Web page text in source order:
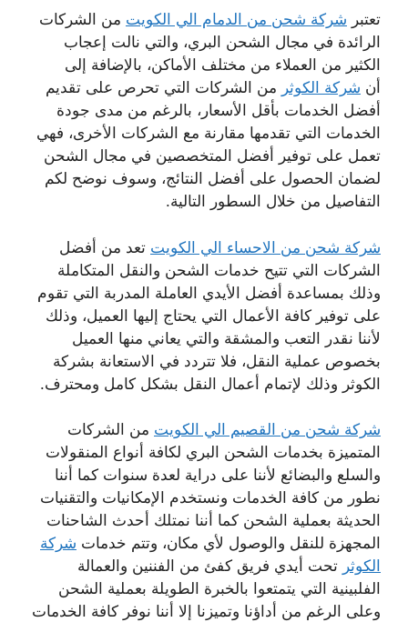
تعتبر شركة شحن من الدمام الي الكويت من الشركات
الرائدة في مجال الشحن البري، والتي نالت إعجاب
الكثير من العملاء من مختلف الأماكن، بالإضافة إلى
أن شركة الكوثر من الشركات التي تحرص على تقديم
أفضل الخدمات بأقل الأسعار، بالرغم من مدى جودة
الخدمات التي تقدمها مقارنة مع الشركات الأخرى، فهي
تعمل على توفير أفضل المتخصصين في مجال الشحن
لضمان الحصول على أفضل النتائج، وسوف نوضح لكم
التفاصيل من خلال السطور التالية.
شركة شحن من الاحساء الي الكويت تعد من أفضل
الشركات التي تتيح خدمات الشحن والنقل المتكاملة
وذلك بمساعدة أفضل الأيدي العاملة المدربة التي تقوم
على توفير كافة الأعمال التي يحتاج إليها العميل، وذلك
لأننا نقدر التعب والمشقة والتي يعاني منها العميل
بخصوص عملية النقل، فلا تتردد في الاستعانة بشركة
الكوثر وذلك لإتمام أعمال النقل بشكل كامل ومحترف.
شركة شحن من القصيم الي الكويت من الشركات
المتميزة بخدمات الشحن البري لكافة أنواع المنقولات
والسلع والبضائع لأننا على دراية لعدة سنوات كما أننا
نطور من كافة الخدمات ونستخدم الإمكانيات والتقنيات
الحديثة بعملية الشحن كما أننا نمتلك أحدث الشاحنات
المجهزة للنقل والوصول لأي مكان، وتتم خدمات شركة
الكوثر تحت أيدي فريق كفئ من الفننين والعمالة
الفلبينية التي يتمتعوا بالخبرة الطويلة بعملية الشحن
وعلى الرغم من أداؤنا وتميزنا إلا أننا نوفر كافة الخدمات